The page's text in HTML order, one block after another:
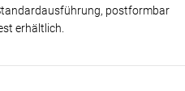
postformbar
erhältlich.